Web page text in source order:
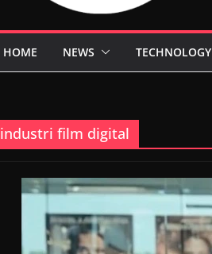
HOME NEWS TECHNOLOGY
industri film digital